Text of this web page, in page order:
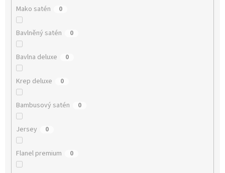
Mako satén 0
Bavlněný satén 0
Bavlna deluxe 0
Krep deluxe 0
Bambusový satén 0
Jersey 0
Flanel premium 0